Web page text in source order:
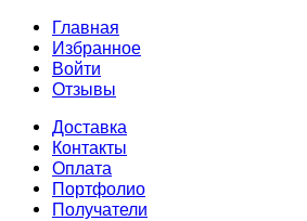
Главная
Избранное
Войти
Отзывы
Доставка
Контакты
Оплата
Портфолио
Получатели